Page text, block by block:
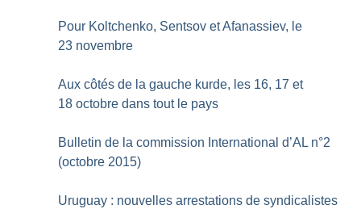
Pour Koltchenko, Sentsov et Afanassiev, le
23 novembre
Aux côtés de la gauche kurde, les 16, 17 et
18 octobre dans tout le pays
Bulletin de la commission International d’AL n°2
(octobre 2015)
Uruguay : nouvelles arrestations de syndicalistes